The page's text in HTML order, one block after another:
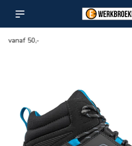
Maximale keuze in